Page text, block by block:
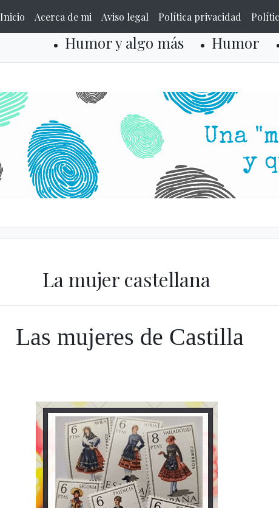
Inicio Acerca de mi Aviso legal Política privacidad
Humor y algo más Humor
La mujer castellana
Las mujeres de Castilla